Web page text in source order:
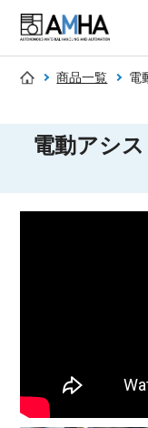
商品一覧 電
電動アシ